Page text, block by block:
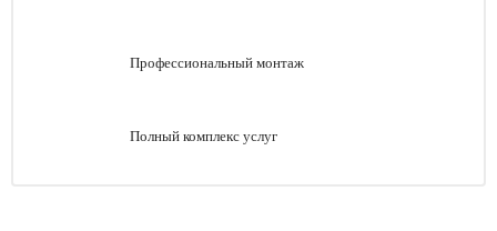
Профессиональный монтаж
Полный комплекс услуг